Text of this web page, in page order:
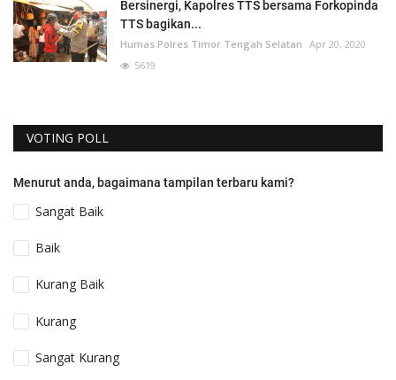
Bersinergi, Kapolres TTS bersama Forkopinda
TTS bagikan...
Humas Polres Timor Tengah Selatan Apr 20, 2020
5619
VOTING POLL
Menurut anda, bagaimana tampilan terbaru kami?
Sangat Baik
Baik
Kurang Baik
Kurang
Sangat Kurang